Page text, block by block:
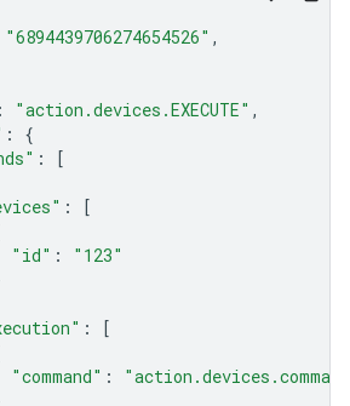
"6894439706274654526" ,
: "action.devices.EXECUTE" ,
:
{
:
[
:
[
"id" :
"123"
:
[
"command" :